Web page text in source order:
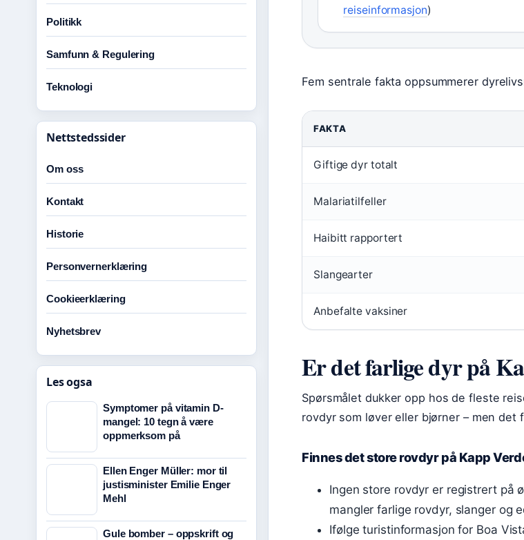
reiseinformasjon)
Fem sentrale fakta oppsummerer
FAKTA
Giftige dyr totalt
Malariatilfeller
Haibitt rapportert
Slangearter
Anbefalte vaksiner
Er det farlige dyr på
Spørsmålet dukker opp hos de fleste
rovdyr som løver eller bjørner – men det
Finnes det store rovdyr på Kapp
Ingen store rovdyr er registrert på
mangler farlige rovdyr, slanger og
Ifølge turistinformasjon for Boa
Politikk
Samfunn & Regulering
Teknologi
Nettstedssider
Om oss
Kontakt
Historie
Personvernerklæring
Cookieerklæring
Nyhetsbrev
Les ogsa
Symptomer på vitamin D-
mangel: 10 tegn å være
oppmerksom på
Ellen Enger Müller: mor til
justisminister Emilie Enger
Mehl
Gule bomber – oppskrift og